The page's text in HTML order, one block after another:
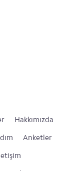
Hakkımızda
Anketler